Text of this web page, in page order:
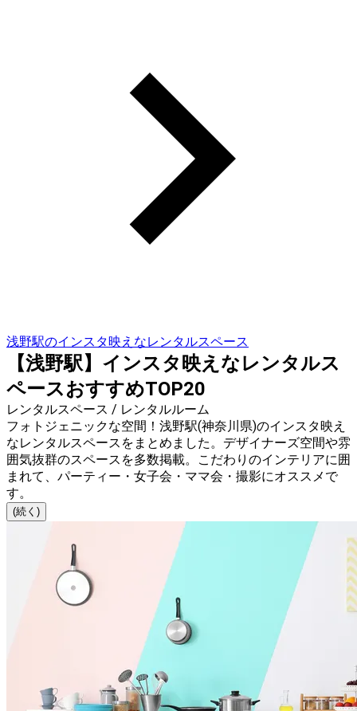
浅野駅のインスタ映えなレンタルスペース
【浅野駅】インスタ映えなレンタルス
ペースおすすめTOP20
レンタルスペース / レンタルルーム
フォトジェニックな空間！浅野駅(神奈川県)のインスタ映え
なレンタルスペースをまとめました。デザイナーズ空間や雰
囲気抜群のスペースを多数掲載。こだわりのインテリアに囲
まれて、パーティー・女子会・ママ会・撮影にオススメで
す。
(続く)